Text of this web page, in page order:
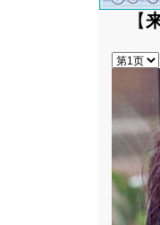
【